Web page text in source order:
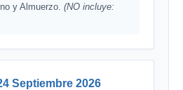
y Almuerzo. (NO incluye:
Septiembre 2026